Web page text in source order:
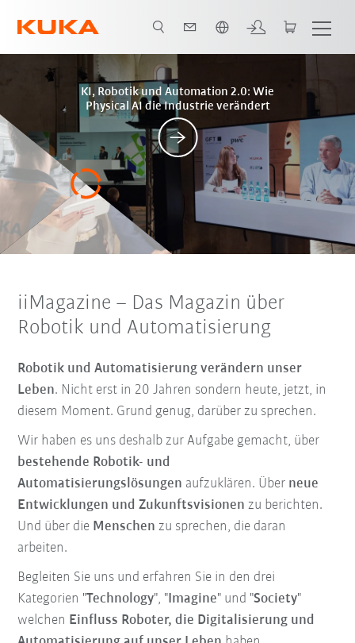
Posts
KI, Robotik und Automation 2.0: Wie
Physical AI die Industrie verändert
iiMagazine – Das Magazin über
Robotik und Automatisierung
Robotik und Automatisierung verändern unser
Leben. Nicht erst in 20 Jahren sondern heute, jetzt, in
diesem Moment. Grund genug, darüber zu sprechen.
Wir haben es uns deshalb zur Aufgabe gemacht, über
bestehende Robotik- und
Automatisierungslösungen aufzuklären. Über neue
Entwicklungen und Zukunftsvisionen zu berichten.
Und über die Menschenzu sprechen, die daran
arbeiten.
Begleiten Sie uns und erfahren Sie in den drei
Kategorien "Technology", "Imagine" und "Society"
welchen Einfluss Roboter, die Digitalisierung und